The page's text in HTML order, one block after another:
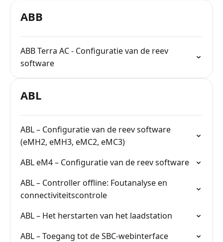
ABB
ABB Terra AC - Configuratie van de reev
software
ABL
ABL – Configuratie van de reev software
(eMH2, eMH3, eMC2, eMC3)
ABL eM4 – Configuratie van de reev software
ABL – Controller offline: Foutanalyse en
connectiviteitscontrole
ABL – Het herstarten van het laadstation
ABL – Toegang tot de SBC-webinterface